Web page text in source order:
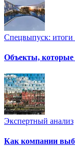
Спецвыпуск: итоги
Объекты, которые
Экспертный анализ
Как компании